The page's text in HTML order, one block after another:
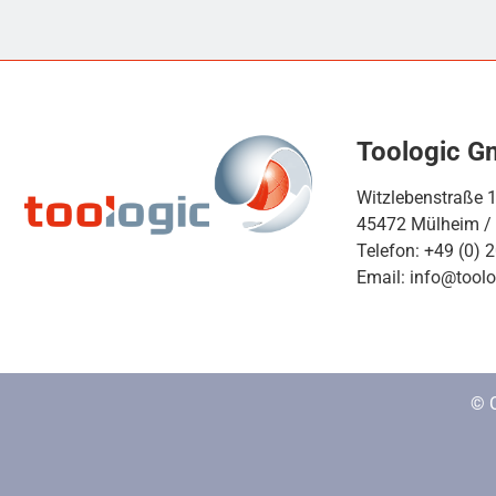
Toologic
Witzlebenstraße
45472 Mülheim /
Telefon: +49 (0)
Email:
©